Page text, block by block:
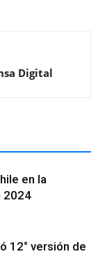
Digital
en la
2024
12° versión de